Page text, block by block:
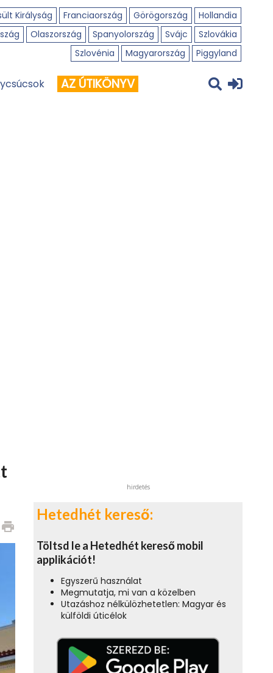
Királyság Franciaország Görögország
Hollandia
Olaszország Spanyolország Svájc
Szlovákia
Szlovénia
Magyarország Piggyland
AZ ÚTIKÖNYV
print
hirdetés
Hetedhét kereső:
Töltsd le a Hetedhét kereső mobil
applikációt!
Egyszerű használat
Megmutatja, mi van a közelben
Utazáshoz nélkülözhetetlen: Magyar és
külföldi úticélok